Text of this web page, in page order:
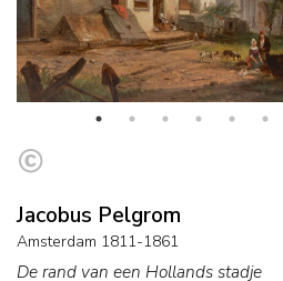
Jacobus Pelgrom
Amsterdam 1811-1861
De rand van een Hollands stadje